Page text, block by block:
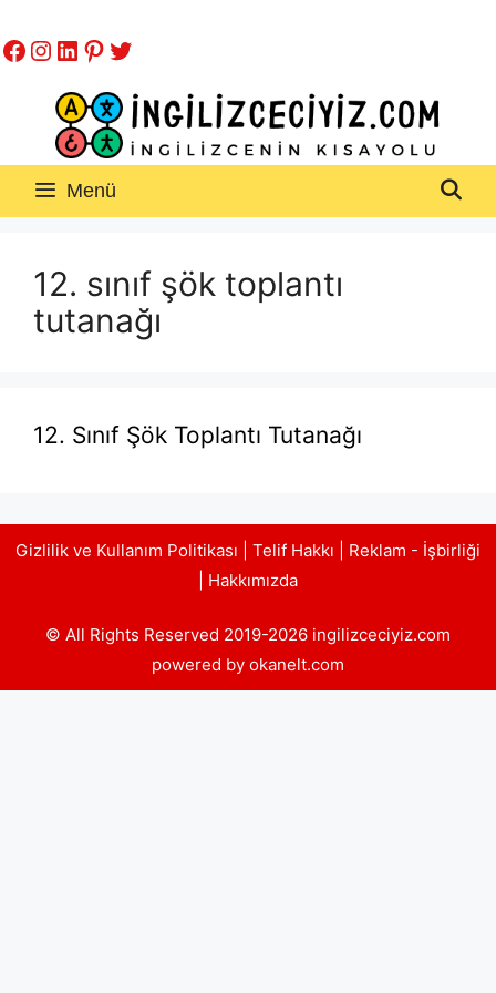
atla
Facebook
Instagram
LinkedIn
Pinterest
Twitter
Menü
12. sınıf şök toplantı
tutanağı
12. Sınıf Şök Toplantı Tutanağı
Gizlilik ve Kullanım Politikası Telif Hakkı
Reklam - İşbirliği
Hakkımızda
© All Rights Reserved 2019-2026 ingilizceciyiz.com
powered by okanelt.com